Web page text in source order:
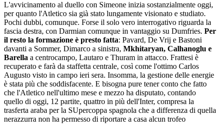
L'avvicinamento al duello con Simeone inizia sostanzialmente oggi,
per quanto l'Atletico sia già stato lungamente visionato e studiato.
Pochi dubbi, comunque. Forse il solo vero interrogativo riguarda la
fascia destra, con Darmian comunque in vantaggio su Dumfries. Per
il resto la formazione è presto fatta: Pavard, De Vrij e Bastoni
davanti a Sommer, Dimarco a sinistra, Mkhitaryan, Calhanoglu e
Barella a centrocampo, Lautaro e Thuram in attacco. Frattesi è
recuperato e farà da staffetta centrale, così come l'ottimo Carlos
Augusto visto in campo ieri sera. Insomma, la gestione delle energie
è stata più che soddisfacente. E bisogna pure tener conto che fatto
che l'Atletico nell'ultimo mese e mezzo ha disputato, contando
quello di oggi, 12 partite, quattro in più dell'Inter, compresa la
trasferta araba per la SUpercoppa spagnola che a differenza di quella
nerazzurra non ha permesso di riportare a casa alcun trofeo